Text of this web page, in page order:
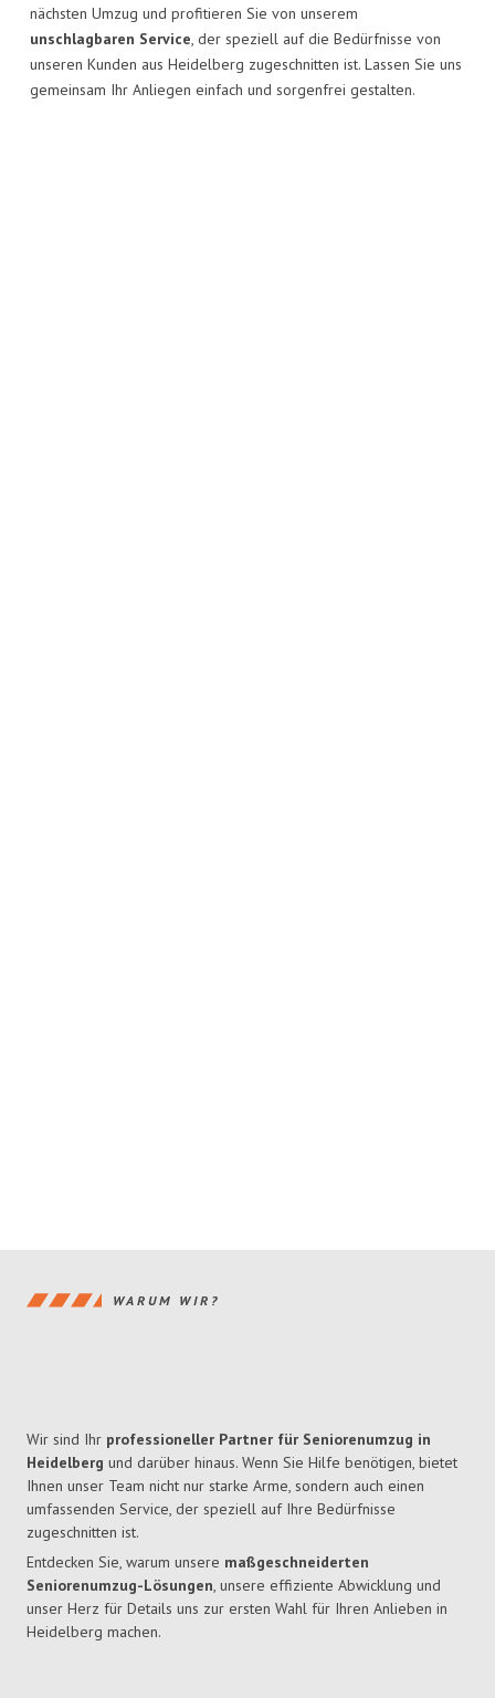
nächsten Umzug und profitieren Sie von unserem
unschlagbaren Service, der speziell auf die Bedürfnisse von
unseren Kunden aus Heidelberg zugeschnitten ist. Lassen Sie uns
gemeinsam Ihr Anliegen einfach und sorgenfrei gestalten.
WARUM WIR?
Wir sind Ihr professioneller Partner für Seniorenumzug in
Heidelberg und darüber hinaus. Wenn Sie Hilfe benötigen, bietet
Ihnen unser Team nicht nur starke Arme, sondern auch einen
umfassenden Service, der speziell auf Ihre Bedürfnisse
zugeschnitten ist.
Entdecken Sie, warum unsere maßgeschneiderten
Seniorenumzug-Lösungen, unsere effiziente Abwicklung und
unser Herz für Details uns zur ersten Wahl für Ihren Anlieben in
Heidelberg machen.